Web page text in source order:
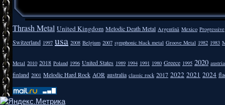
Thrash Metal United Kingdom Melodic Death Metal Argentīnā Mexico Progressive
Switzerland 1997 usa 2008 Belgium 2007 symphonic black metal Groove Metal 1982 1983
Metal 2010 2018 Poland 1996 United States 1989 1994 1991 1980 Greece 1995 2020 austria
finland 2001 Melodic Hard Rock AOR australia classic rock 2017 2022 2021 2024